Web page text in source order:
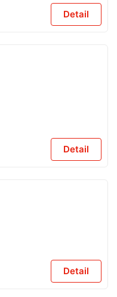
Detail
Detail
Detail